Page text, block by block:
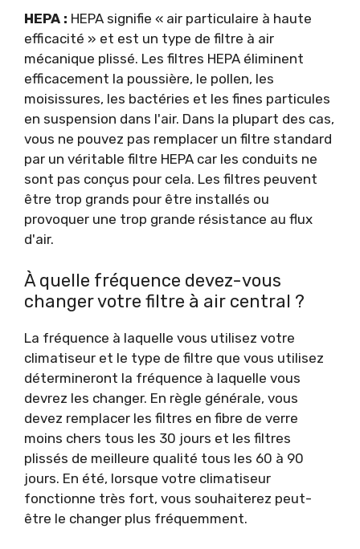
HEPA : HEPA signifie « air particulaire à haute
efficacité » et est un type de filtre à air
mécanique plissé. Les filtres HEPA éliminent
efficacement la poussière, le pollen, les
moisissures, les bactéries et les fines particules
en suspension dans l'air. Dans la plupart des cas,
vous ne pouvez pas remplacer un filtre standard
par un véritable filtre HEPA car les conduits ne
sont pas conçus pour cela. Les filtres peuvent
être trop grands pour être installés ou
provoquer une trop grande résistance au flux
d'air.
À quelle fréquence devez-vous
changer votre filtre à air central ?
La fréquence à laquelle vous utilisez votre
climatiseur et le type de filtre que vous utilisez
détermineront la fréquence à laquelle vous
devrez les changer. En règle générale, vous
devez remplacer les filtres en fibre de verre
moins chers tous les 30 jours et les filtres
plissés de meilleure qualité tous les 60 à 90
jours. En été, lorsque votre climatiseur
fonctionne très fort, vous souhaiterez peut-
être le changer plus fréquemment.